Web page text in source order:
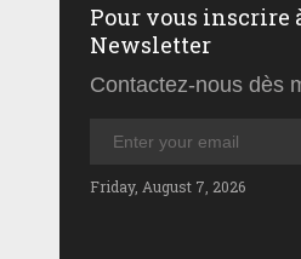
Pour vous inscrire
Newsletter
Contactez-nous dès
Friday, August 7, 2026